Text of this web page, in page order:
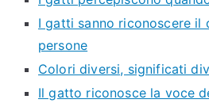
I gatti sanno riconoscere il
persone
Colori diversi, significati
Il gatto riconosce la voce